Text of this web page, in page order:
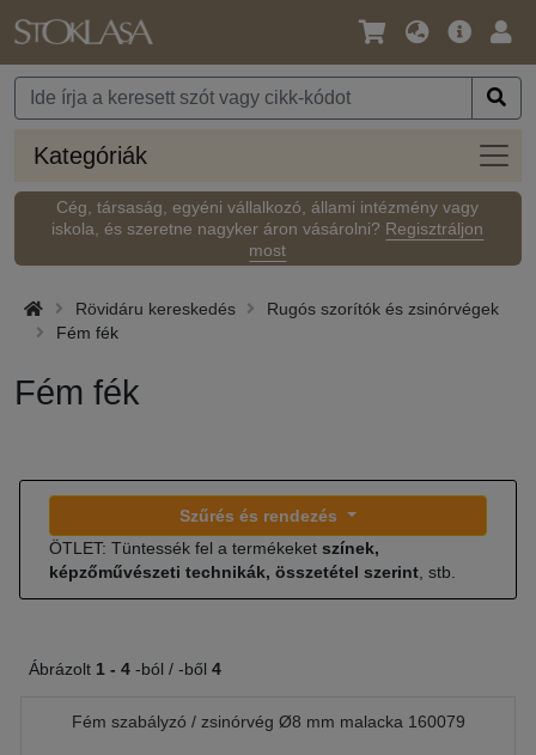
Nyelv
Pénznem
Fő
Kategóriák
Cég, társaság, egyéni vállalkozó, állami intézmény vagy
iskola, és szeretne nagyker áron vásárolni? Regisztráljon
most
Rövidáru kereskedés
Rugós szorítók és zsinórvégek
Fém fék
Fém fék
Szűrés és rendezés
ÖTLET: Tüntessék fel a termékeket színek,
képzőművészeti technikák, összetétel szerint , stb.
Ábrázolt 1 - 4 -ból / -ből 4
Fém szabályzó / zsinórvég Ø8 mm malacka 160079